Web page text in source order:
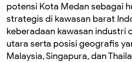
potensi Kota Medan sebagai
strategis di kawasan barat
keberadaan kawasan industri
utara serta posisi geografis
Malaysia, Singapura, dan